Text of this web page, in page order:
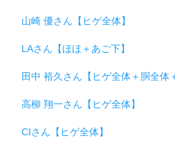
山崎 優さん【ヒゲ全体】
LAさん【ほほ＋あご下】
田中 裕久さん【ヒゲ全体＋胴全体
高柳 翔一さん【ヒゲ全体】
CIさん【ヒゲ全体】